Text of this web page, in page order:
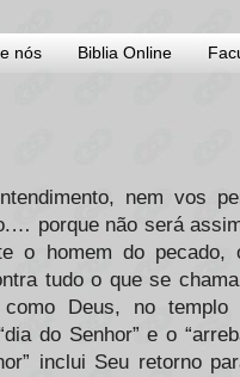
nós Biblia Online
nem vos
porque não será
o homem do pecado,
tudo o que se
Deus, no templo
do Senhor” e o
inclui Seu retorno